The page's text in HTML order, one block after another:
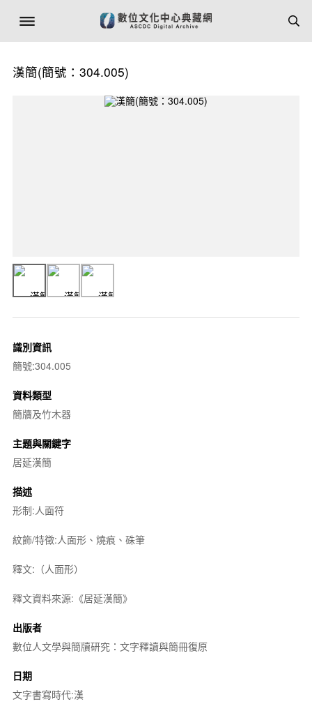
漢簡(簡號：304.005)
識別資訊
簡號:304.005
資料類型
簡牘及竹木器
主題與關鍵字
居延漢簡
描述
形制:人面符
紋飾/特徵:人面形、燒痕、硃筆
釋文:（人面形）
釋文資料來源:《居延漢簡》
出版者
數位人文學與簡牘研究：文字釋讀與簡冊復原
日期
文字書寫時代:漢